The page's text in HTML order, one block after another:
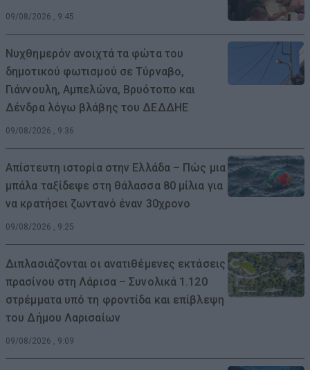
09/08/2026 , 9:45
Νυχθημερόν ανοιχτά τα φώτα του
δημοτικού φωτισμού σε Τύρναβο,
Γιάννουλη, Αμπελώνα, Βρυότοπο και
Δένδρα λόγω βλάβης του ΔΕΔΔΗΕ
09/08/2026 , 9:36
Απίστευτη ιστορία στην Ελλάδα – Πώς μια
μπάλα ταξίδεψε στη θάλασσα 80 μίλια για
να κρατήσει ζωντανό έναν 30χρονο
09/08/2026 , 9:25
Διπλασιάζονται οι ανατιθέμενες εκτάσεις
πρασίνου στη Λάρισα – Συνολικά 1.120
στρέμματα υπό τη φροντίδα και επίβλεψη
του Δήμου Λαρισαίων
09/08/2026 , 9:09